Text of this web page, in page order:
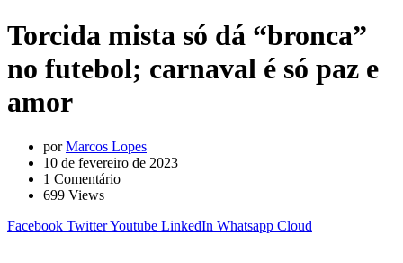
Torcida mista só dá “bronca”
no futebol; carnaval é só paz e
amor
porMarcos Lopes
10 de fevereiro de 2023
1 Comentário
699 Views
Facebook TwitterYoutube LinkedIn Whatsapp Cloud